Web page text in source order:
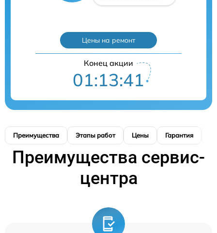
Цены на ремонт
Конец акции
01:13:40
Преимущества Этапы работ Цены Гарантия
Преимущества сервис-
центра